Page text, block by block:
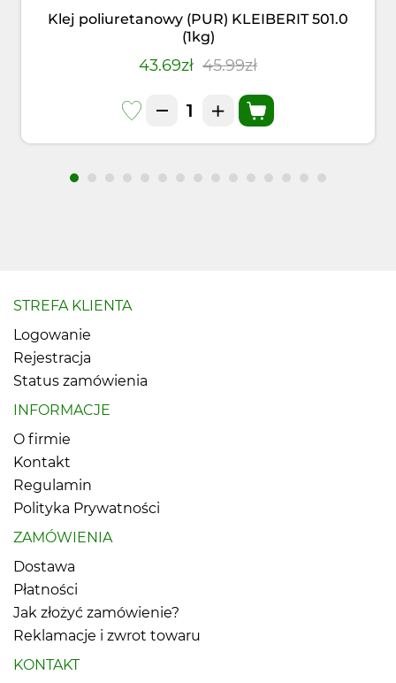
Klej poliuretanowy (PUR) KLEIBERIT 501.0
(1kg)
43.69zł 45.99zł
STREFA KLIENTA
Logowanie
Rejestracja
Status zamówienia
INFORMACJE
O firmie
Kontakt
Regulamin
Polityka Prywatności
ZAMÓWIENIA
Dostawa
Płatności
Jak złożyć zamówienie?
Reklamacje i zwrot towaru
KONTAKT